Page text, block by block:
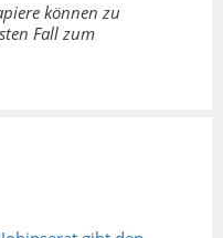
können zu
Fall zum